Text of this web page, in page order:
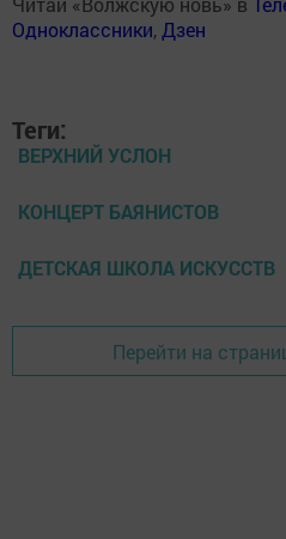
Одноклассники,Дзен
Теги:
ВЕРХНИЙ УСЛОН
КОНЦЕРТ БАЯНИСТОВ
ДЕТСКАЯ ШКОЛА ИСКУССТВ
Перейти на